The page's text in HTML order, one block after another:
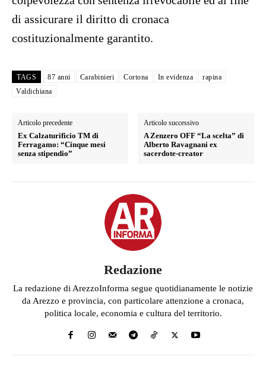
di assicurare il diritto di cronaca
costituzionalmente garantito.
TAGS 87 anni Carabinieri Cortona In evidenza
rapina
Valdichiana
Articolo precedente
Ex Calzaturificio TM di
Ferragamo: “Cinque mesi
senza stipendio”
Articolo successivo
A Zenzero OFF “La scelta” di
Alberto Ravagnani ex
sacerdote-creator
Redazione
La redazione di ArezzoInforma segue quotidianamente le notizie
da Arezzo e provincia, con particolare attenzione a cronaca,
politica locale, economia e cultura del territorio.